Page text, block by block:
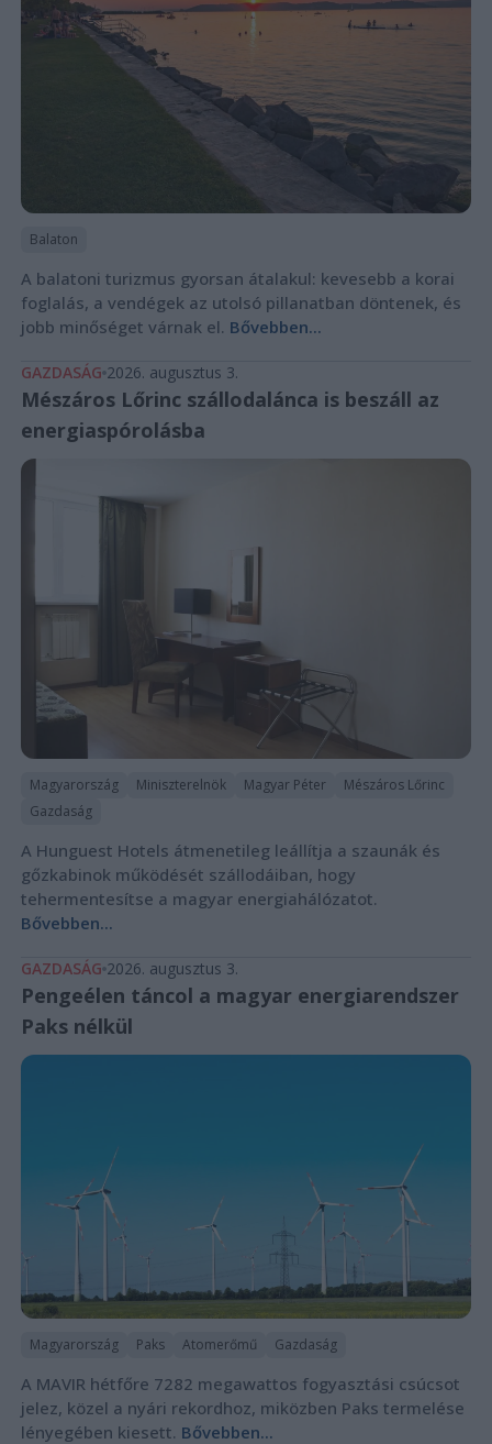
Balaton
A balatoni turizmus gyorsan átalakul: kevesebb a korai
foglalás, a vendégek az utolsó pillanatban döntenek, és
jobb minőséget várnak el. Bővebben...
GAZDASÁG 2026. augusztus 3.
Mészáros Lőrinc szállodalánca is beszáll az
energiaspórolásba
Magyarország Miniszterelnök Magyar Péter
Mészáros Lőrinc
Gazdaság
A Hunguest Hotels átmenetileg leállítja a szaunák és
gőzkabinok működését szállodáiban, hogy
tehermentesítse a magyar energiahálózatot.
Bővebben...
GAZDASÁG 2026. augusztus 3.
Pengeélen táncol a magyar energiarendszer
Paks nélkül
Magyarország Paks Atomerőmű Gazdaság
A MAVIR hétfőre 7282 megawattos fogyasztási csúcsot
jelez, közel a nyári rekordhoz, miközben Paks termelése
lényegében kiesett. Bővebben...